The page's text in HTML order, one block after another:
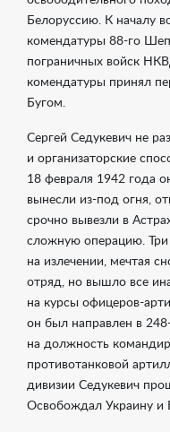
Белоруссию. К началу
комендатуры 88-го
пограничных войск
комендатуры принял
Бугом.
Сергей Седукевич не
и организаторские
18 февраля 1942 года
вынесли из-под огня,
срочно вывезли в
сложную операцию. Три
на излечении, мечтая
отряд, но вышло все
на курсы офицеров-
он был направлен в
на должность
противотанковой
дивизии Седукевич
Освобождал Украину и